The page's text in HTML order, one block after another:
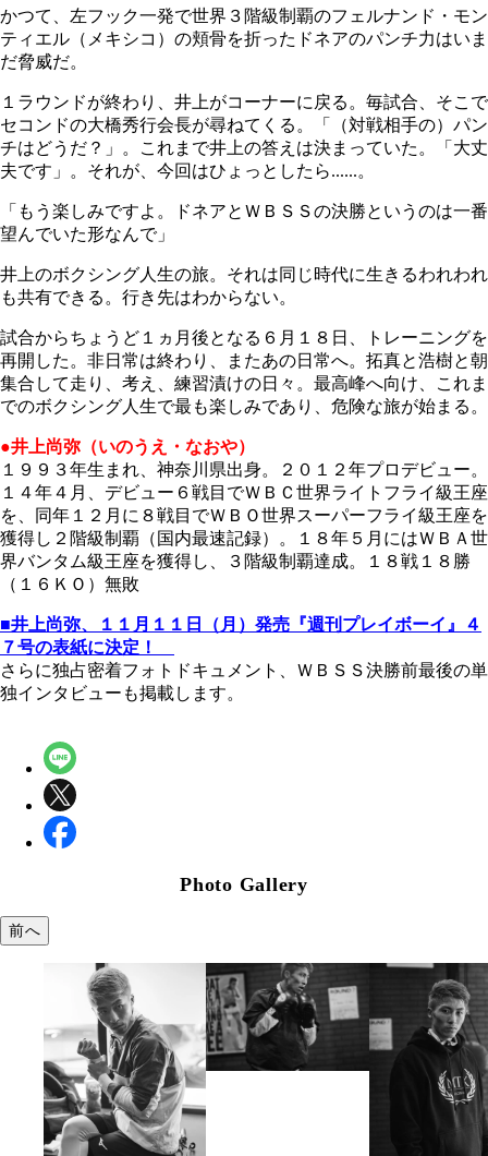
かつて、左フック一発で世界３階級制覇のフェルナンド・モン
ティエル（メキシコ）の頬骨を折ったドネアのパンチ力はいま
だ脅威だ。
１ラウンドが終わり、井上がコーナーに戻る。毎試合、そこで
セコンドの大橋秀行会長が尋ねてくる。「（対戦相手の）パン
チはどうだ？」。これまで井上の答えは決まっていた。「大丈
夫です」。それが、今回はひょっとしたら......。
「もう楽しみですよ。ドネアとＷＢＳＳの決勝というのは一番
望んでいた形なんで」
井上のボクシング人生の旅。それは同じ時代に生きるわれわれ
も共有できる。行き先はわからない。
試合からちょうど１ヵ月後となる６月１８日、トレーニングを
再開した。非日常は終わり、またあの日常へ。拓真と浩樹と朝
集合して走り、考え、練習漬けの日々。最高峰へ向け、これま
でのボクシング人生で最も楽しみであり、危険な旅が始まる。
●井上尚弥（いのうえ・なおや）
１９９３年生まれ、神奈川県出身。２０１２年プロデビュー。
１４年４月、デビュー６戦目でＷＢＣ世界ライトフライ級王座
を、同年１２月に８戦目でＷＢＯ世界スーパーフライ級王座を
獲得し２階級制覇（国内最速記録）。１８年５月にはＷＢＡ世
界バンタム級王座を獲得し、３階級制覇達成。１８戦１８勝
（１６ＫＯ）無敗
■井上尚弥、１１月１１日（月）発売『週刊プレイボーイ』４
７号の表紙に決定！
さらに独占密着フォトドキュメント、ＷＢＳＳ決勝前最後の単
独インタビューも掲載します。
Photo Gallery
前へ